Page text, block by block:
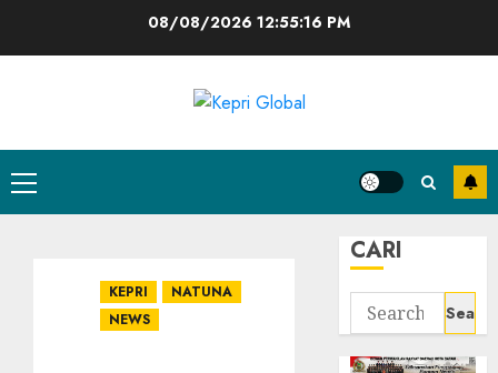
08/08/202612:55:17 PM
Primary
Menu
KEPRI
NATUNA
NEWS
CARI
Search
for: